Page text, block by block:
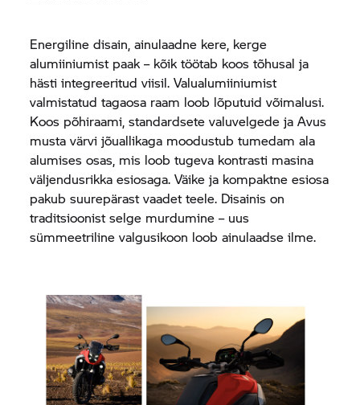
Energiline disain, ainulaadne kere, kerge
alumiiniumist paak – kõik töötab koos tõhusal ja
hästi integreeritud viisil. Valualumiiniumist
valmistatud tagaosa raam loob lõputuid võimalusi.
Koos põhiraami, standardsete valuvelgede ja Avus
musta värvi jõuallikaga moodustub tumedam ala
alumises osas, mis loob tugeva kontrasti masina
väljendusrikka esiosaga. Väike ja kompaktne esiosa
pakub suurepärast vaadet teele. Disainis on
traditsioonist selge murdumine – uus
sümmeetriline valgusikoon loob ainulaadse ilme.